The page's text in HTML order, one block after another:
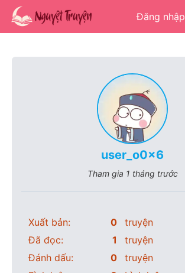
Đăng nhập
user_o0x6
Tham gia 1 tháng trước
Xuất bản: 0
truyện
Đã đọc:
1
truyện
Đánh dấu:
0
truyện